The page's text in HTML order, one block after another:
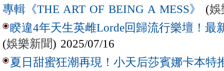
專輯《THE ART OF BEING A MESS》
(娛
睽違4年天生英雌Lorde回歸流行樂壇！最
(娛樂新聞) 2025/07/16
夏日甜蜜狂潮再現！小天后莎賓娜卡本特